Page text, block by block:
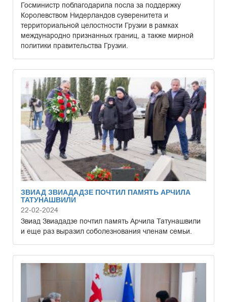
Госминистр поблагодарила посла за поддержку
Королевством Нидерландов суверенитета и
территориальной целостности Грузии в рамках
международно признанных границ, а также мирной
политики правительства Грузии.
ЗВИАД ЗВИАДАДЗЕ ПОЧТИЛ ПАМЯТЬ АРЧИЛА
ТАТУНАШВИЛИ
22-02-2024
Звиад Звиададзе почтил память Арчила Татунашвили
и еще раз выразил соболезнования членам семьи.